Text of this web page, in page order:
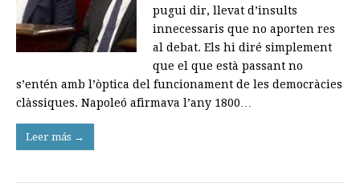
pugui dir, llevat d’insults
innecessaris que no aporten res
al debat. Els hi diré simplement
que el que està passant no
s’entén amb l’òptica del funcionament de les democràcies
clàssiques. Napoleó afirmava l’any 1800…
Leer más →